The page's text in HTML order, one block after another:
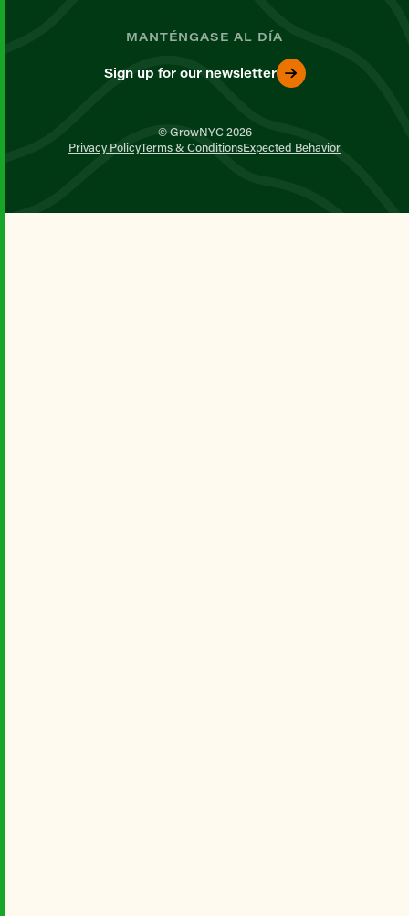
MANTÉNGASE AL DÍA
Sign up for our newsletter
© GrowNYC 2026
Privacy PolicyTerms & ConditionsExpected Behavior